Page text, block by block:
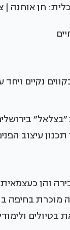
חן אוחנה |
נקיים
עיצוב
והן
בחיפה